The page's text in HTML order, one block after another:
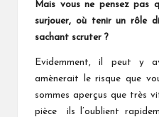
Mais vous ne pensez pas
surjouer, où tenir un rôle
sachant scruter ?
Evidemment, il peut y
amènerait le risque que
sommes aperçus que très
pièce ils l’oublient